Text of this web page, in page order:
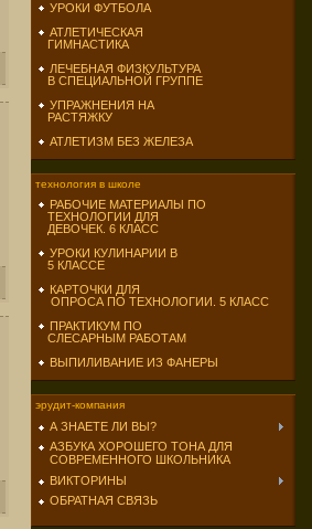
УРОКИ ФУТБОЛА
АТЛЕТИЧЕСКАЯ
ГИМНАСТИКА
ЛЕЧЕБНАЯ ФИЗКУЛЬТУРА
В СПЕЦИАЛЬНОЙ ГРУППЕ
УПРАЖНЕНИЯ НА
РАСТЯЖКУ
АТЛЕТИЗМ БЕЗ ЖЕЛЕЗА
технология в школе
РАБОЧИЕ МАТЕРИАЛЫ ПО
ТЕХНОЛОГИИ ДЛЯ
ДЕВОЧЕК. 6 КЛАСС
УРОКИ КУЛИНАРИИ В
5 КЛАССЕ
КАРТОЧКИ ДЛЯ
ОПРОСА ПО ТЕХНОЛОГИИ. 5 КЛАСС
ПРАКТИКУМ ПО
СЛЕСАРНЫМ РАБОТАМ
ВЫПИЛИВАНИЕ ИЗ ФАНЕРЫ
эрудит-компания
А ЗНАЕТЕ ЛИ ВЫ?
АЗБУКА ХОРОШЕГО ТОНА ДЛЯ
СОВРЕМЕННОГО ШКОЛЬНИКА
ВИКТОРИНЫ
ОБРАТНАЯ СВЯЗЬ